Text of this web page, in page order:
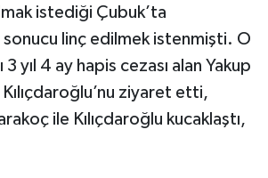
istediği Çubuk’ta
linç edilmek istenmişti. O
3 yıl 4 ay hapis cezası alan Yakup
ziyaret etti,
ile Kılıçdaroğlu kucaklaştı,